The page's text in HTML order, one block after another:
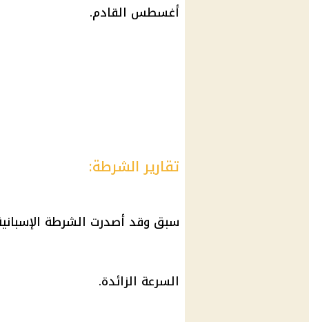
أغسطس القادم.
تقارير الشرطة:
سبق وقد أصدرت الشرطة
السرعة الزائدة.